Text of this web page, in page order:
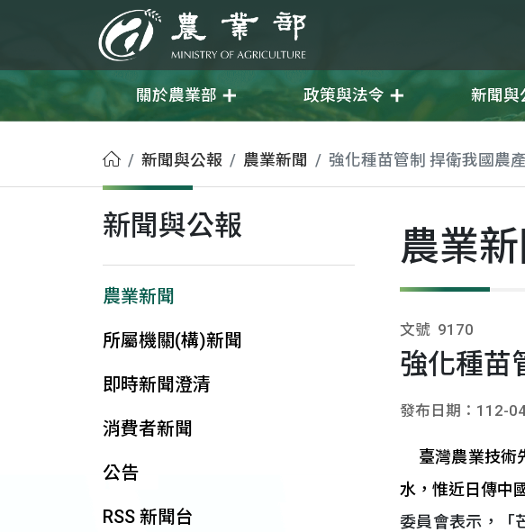
農業部
關於農業部 政策與法令 新聞與
首頁新聞與公報 農業新聞 強化種苗管制 捍衛我國農
新聞與公報
農業新聞
所屬機關(構)新聞
即時新聞澄清
消費者新聞
公告
RSS 新聞台
農業新
文號 9170
強化種苗
發布日期：112-
臺灣農業技術
水，惟近日傳中
委員會表示，「